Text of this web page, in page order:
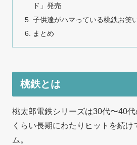
ド」発売
子供達がハマっている桃鉄お笑
まとめ
桃鉄とは
桃太郎電鉄シリーズは30代〜40
くらい長期にわたりヒットを続
ム。